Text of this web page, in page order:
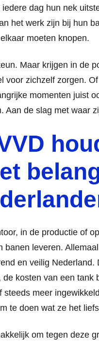
dag hun nek
het werk zijn bij hun
moeten knopen.
Maar krijgen in de
voor zichzelf zorgen.
momenten juist
Aan de slag met waar
in de productie of
banen leveren.
en veilig
de kosten van een
steeds meer
te doen wat ze het
om tegen deze